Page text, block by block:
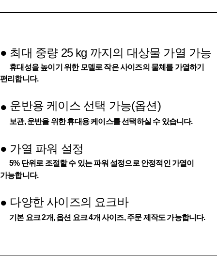
● 최대 중량 25 kg 까지의 대상물 가열 가능
휴대성을 높이기 위한 모델로 작은 사이즈의 물체를 가열하기
편리합니다.
● 운반용 케이스 선택 가능(옵션)
보관, 운반을 위한 휴대용 케이스를 선택하실 수 있습니다.
● 가열 파워 설정
5% 단위로 조절할 수 있는 파워 설정으로 안정적인 가열이
가능합니다.
● 다양한 사이즈의 요크바
기본 요크 2개, 옵션 요크 4개 사이즈, 주문 제작도 가능합니다.